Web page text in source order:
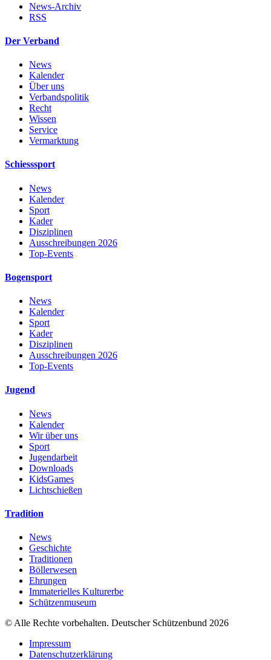
News-Archiv
RSS
Der Verband
News
Kalender
Über uns
Verbandspolitik
Recht
Wissen
Service
Vermarktung
Schiesssport
News
Kalender
Sport
Kader
Disziplinen
Ausschreibungen 2026
Top-Events
Bogensport
News
Kalender
Sport
Kader
Disziplinen
Ausschreibungen 2026
Top-Events
Jugend
News
Kalender
Wir über uns
Sport
Jugendarbeit
Downloads
KidsGames
Lichtschießen
Tradition
News
Geschichte
Traditionen
Böllerwesen
Ehrungen
Immaterielles Kulturerbe
Schützenmuseum
© Alle Rechte vorbehalten. Deutscher Schützenbund 2026
Impressum
Datenschutzerklärung